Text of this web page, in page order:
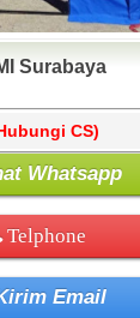
Surabaya
CS)
Whatsapp
Telphone
Email